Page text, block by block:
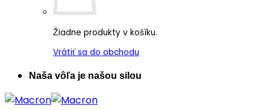
Žiadne produkty v košíku.
Vrátiť sa do obchodu
Naša vôľa je našou silou